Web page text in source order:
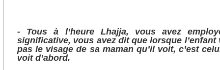
- Tous à l’heure Lhajja, vous avez
significative, vous avez dit que lorsque l’enfant
pas le visage de sa maman qu’il voit, c’est
voit d’abord.